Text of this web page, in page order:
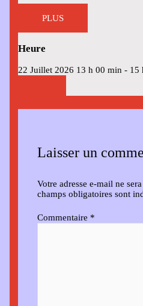
PLUS
Heure
22 Juillet 2026 13 h 00 min - 15
Laisser un
Votre adresse e-mail ne
champs obligatoires sont
Commentaire *